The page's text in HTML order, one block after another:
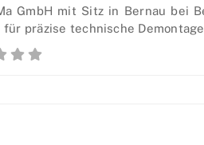
GmbH mit Sitz in Bernau bei
für präzise technische